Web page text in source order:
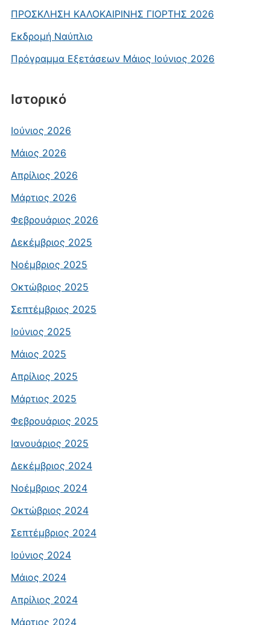
ΠΡΟΣΚΛΗΣΗ ΚΑΛΟΚΑΙΡΙΝΗΣ ΓΙΟΡΤΗΣ 2026
Εκδρομή Ναύπλιο
Πρόγραμμα Εξετάσεων Μάιος Ιούνιος 2026
Ιστορικό
Ιούνιος 2026
Μάιος 2026
Απρίλιος 2026
Μάρτιος 2026
Φεβρουάριος 2026
Δεκέμβριος 2025
Νοέμβριος 2025
Οκτώβριος 2025
Σεπτέμβριος 2025
Ιούνιος 2025
Μάιος 2025
Απρίλιος 2025
Μάρτιος 2025
Φεβρουάριος 2025
Ιανουάριος 2025
Δεκέμβριος 2024
Νοέμβριος 2024
Οκτώβριος 2024
Σεπτέμβριος 2024
Ιούνιος 2024
Μάιος 2024
Απρίλιος 2024
Μάρτιος 2024